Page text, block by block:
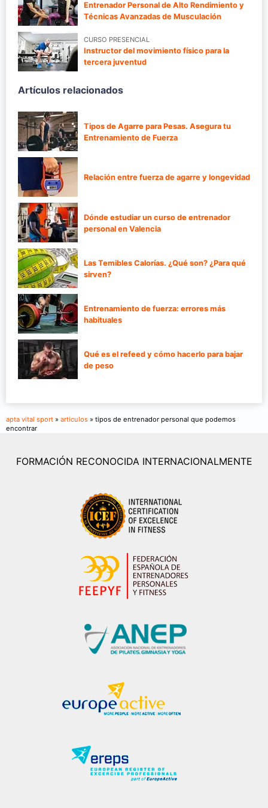
Entrenador Personal de Alto Rendimiento y
Técnicas Avanzadas de Musculación
CURSO PRESENCIAL
Instructor del movimiento físico para la
tercera juventud
Artículos relacionados
Tipos de Agarre para Pesas. Asegura tu
Entrenamiento de Fuerza
Relación entre fuerza de agarre y longevidad
Dónde estudiar un curso de entrenador
personal en Valencia
Las Temibles Calorías. ¿Qué son? ¿Para qué
sirven?
Entrenamiento de fuerza: errores más
habituales
Qué es el refeed y cómo hacerlo para bajar
de peso
apta vital sport » articulos » tipos de entrenador personal que podemos
encontrar
FORMACIÓN RECONOCIDA INTERNACIONALMENTE